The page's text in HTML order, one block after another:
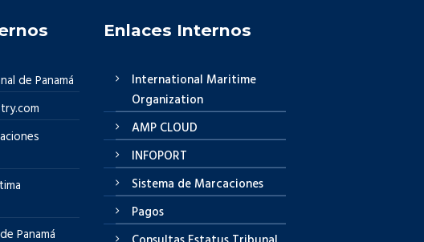
de Panamá
Panamá
Enlaces Internos
International Maritime
Organization
AMP CLOUD
INFOPORT
Sistema de Marcaciones
Pagos